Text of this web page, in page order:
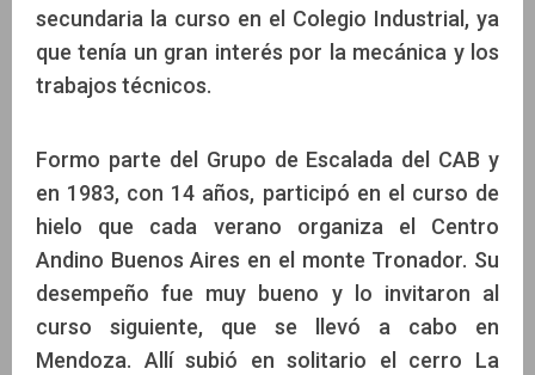
secundaria la curso en el Colegio Industrial, ya
que tenía un gran interés por la mecánica y los
trabajos técnicos.
Formo parte del Grupo de Escalada del CAB y
en 1983, con 14 años, participó en el curso de
hielo que cada verano organiza el Centro
Andino Buenos Aires en el monte Tronador. Su
desempeño fue muy bueno y lo invitaron al
curso siguiente, que se llevó a cabo en
Mendoza. Allí subió en solitario el cerro La